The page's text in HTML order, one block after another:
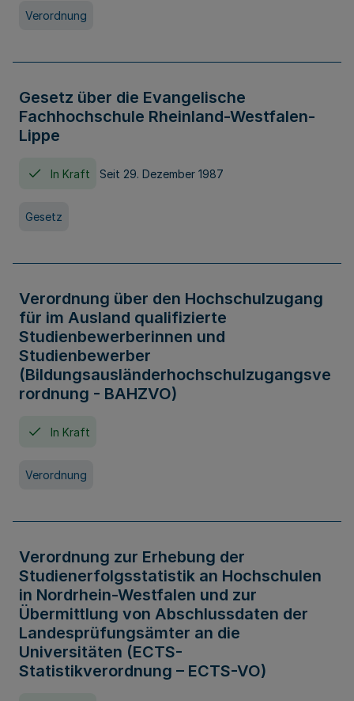
Verordnung
Gesetz über die Evangelische
Fachhochschule Rheinland-Westfalen-
Lippe
In Kraft Seit 29. Dezember 1987
Gesetz
Verordnung über den Hochschulzugang
für im Ausland qualifizierte
Studienbewerberinnen und
Studienbewerber
(Bildungsausländerhochschulzugangsve
rordnung - BAHZVO)
In Kraft
Verordnung
Verordnung zur Erhebung der
Studienerfolgsstatistik an Hochschulen
in Nordrhein-Westfalen und zur
Übermittlung von Abschlussdaten der
Landesprüfungsämter an die
Universitäten (ECTS-
Statistikverordnung – ECTS-VO)